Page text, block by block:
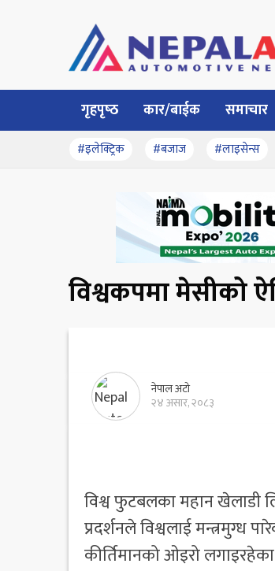
गृहपृष्‍ठ कार/बाईक समाचार
#इलेक्ट्रिक #बजाज #लाइसेन्स
विश्वकपमा मेसीको
नेपाल अटो
२४ असार, २०८३
विश्व फुटबलका महान खेलाडी
प्रदर्शनले विश्वलाई मन्त्रमुग्ध
कीर्तिमानको ओइरो